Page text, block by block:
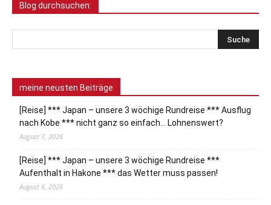
Blog durchsuchen:
meine neusten Beiträge
[Reise] *** Japan – unsere 3 wöchige Rundreise *** Ausflug
nach Kobe *** nicht ganz so einfach… Lohnenswert?
August 7, 2026
[Reise] *** Japan – unsere 3 wöchige Rundreise ***
Aufenthalt in Hakone *** das Wetter muss passen!
August 6, 2026